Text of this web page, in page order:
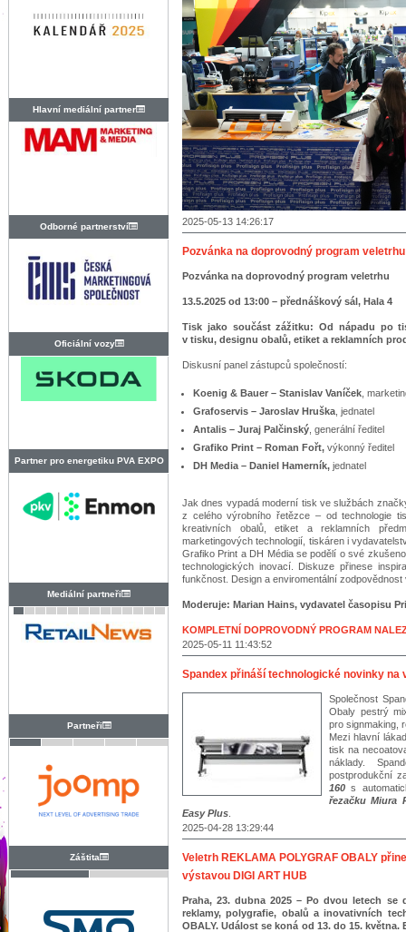
Hlavní mediální partner
Odborné partnerství
Oficiální vozy
Partner pro energetiku PVA EXPO
Mediální partneři
Partneři
Záštita
2025-05-13 14:26:17
Pozvánka na doprovodný program veletrhu
Pozvánka na doprovodný program veletrhu
13.5.2025 od 13:00 – přednáškový sál, Hala 4
Tisk jako součást zážitku: Od nápadu po
v tisku, designu obalů, etiket a reklamních
Diskusní panel zástupců společností:
Koenig & Bauer – Stanislav Vaníček ,
Grafoservis – Jaroslav Hruška , jednatel
Antalis – Juraj Palčinský , generální ředitel
Grafiko Print – Roman Fořt, výkonný ředitel
DH Media – Daniel Hamerník, jednatel
Jak dnes vypadá moderní tisk ve službách
z celého výrobního řetězce – od technologie
kreativních obalů, etiket a reklamních
marketingových technologií, tiskáren i
Grafiko Print a DH Média se podělí o své
technologických inovací. Diskuze přinese
funkčnost. Design a enviromentální
Moderuje: Marian Hains, vydavatel časopisu
KOMPLETNÍ DOPROVODNÝ PROGRAM
2025-05-11 11:43:52
Spandex přináší technologické novinky na
Společnost
Obaly pestrý
pro signmaking,
Mezi hlavní
tisk na
náklady.
postprodukční
160 s
řezačku Miura
Easy Plus
2025-04-28 13:29:44
Veletrh REKLAMA POLYGRAF OBALY
výstavou DIGI ART HUB
Praha, 23. dubna 2025 – Po dvou letech se
reklamy, polygrafie, obalů a inovativních
OBALY. Událost se koná od 13. do 15.